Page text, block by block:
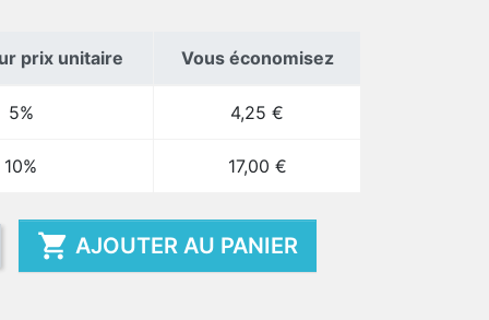
prix unitaire Vous économisez
5% 4,25 €
10% 17,00 €
 AJOUTER AU PANIER